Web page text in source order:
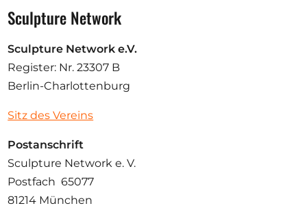
Sculpture Network
Sculpture Network e.V.
Register: Nr. 23307 B
Berlin-Charlottenburg
Sitz des Vereins
Postanschrift
Sculpture Network e. V.
Postfach 65077
81214 München